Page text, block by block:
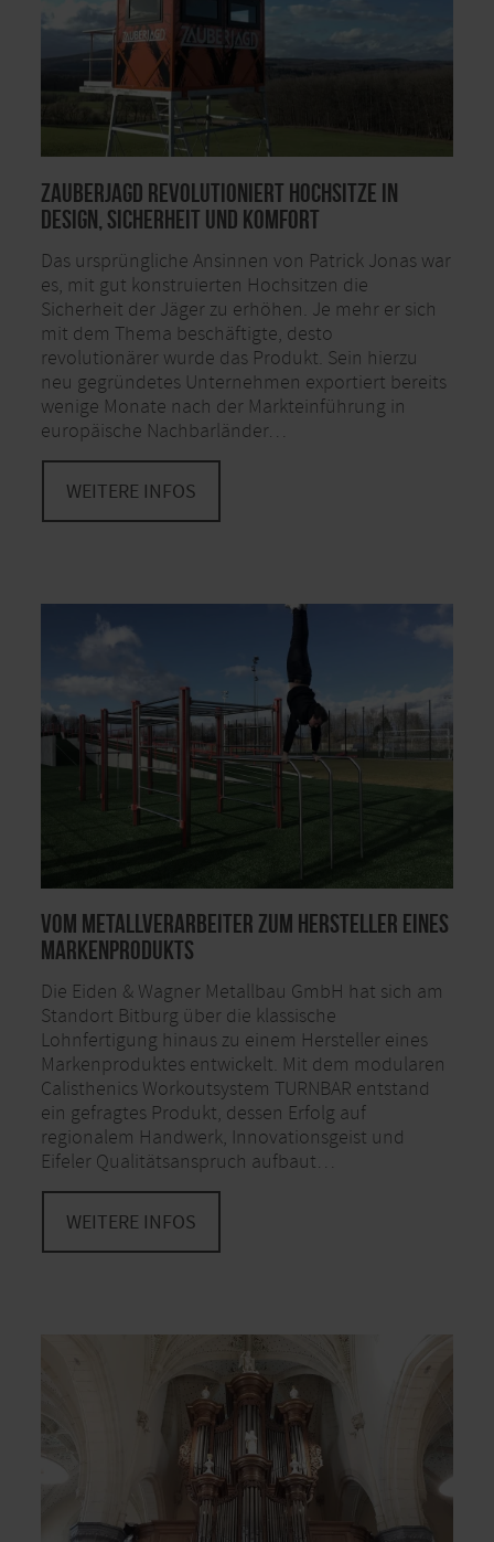
Zauberjagd revolutioniert Hochsitze in
Design, Sicherheit und Komfort
Das ursprüngliche Ansinnen von Patrick Jonas war
es, mit gut konstruierten Hochsitzen die
Sicherheit der Jäger zu erhöhen. Je mehr er sich
mit dem Thema beschäftigte, desto
revolutionärer wurde das Produkt. Sein hierzu
neu gegründetes Unternehmen exportiert bereits
wenige Monate nach der Markteinführung in
europäische Nachbarländer…
WEITERE INFOS
Vom Metallverarbeiter zum Hersteller eines
Markenprodukts
Die Eiden & Wagner Metallbau GmbH hat sich am
Standort Bitburg über die klassische
Lohnfertigung hinaus zu einem Hersteller eines
Markenproduktes entwickelt. Mit dem modularen
Calisthenics Workoutsystem TURNBAR entstand
ein gefragtes Produkt, dessen Erfolg auf
regionalem Handwerk, Innovationsgeist und
Eifeler Qualitätsanspruch aufbaut…
WEITERE INFOS